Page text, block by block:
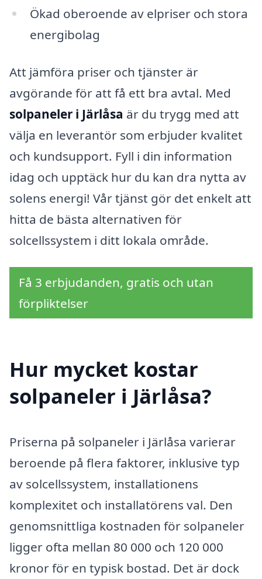
Ökad oberoende av elpriser och stora
energibolag
Att jämföra priser och tjänster är
avgörande för att få ett bra avtal. Med
solpaneler i Järlåsa är du trygg med att
välja en leverantör som erbjuder kvalitet
och kundsupport. Fyll i din information
idag och upptäck hur du kan dra nytta av
solens energi! Vår tjänst gör det enkelt att
hitta de bästa alternativen för
solcellssystem i ditt lokala område.
Få 3 erbjudanden, gratis och utan
förpliktelser
Hur mycket kostar
solpaneler i Järlåsa?
Priserna på solpaneler i Järlåsa varierar
beroende på flera faktorer, inklusive typ
av solcellssystem, installationens
komplexitet och installatörens val. Den
genomsnittliga kostnaden för solpaneler
ligger ofta mellan 80 000 och 120 000
kronor för en typisk bostad. Det är dock